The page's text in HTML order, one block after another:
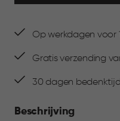
Op werkdagen voor
Gratis verzending
30 dagen
Beschrijving